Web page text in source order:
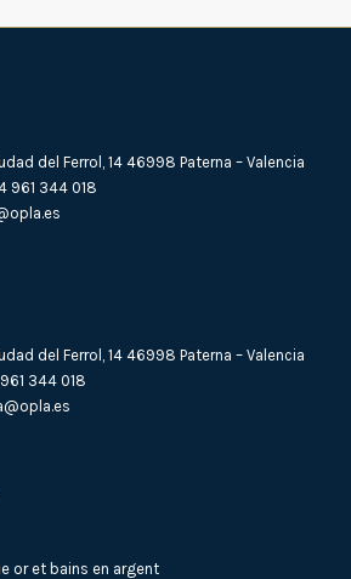
del Ferrol, 14 46998 Paterna – Valencia
961 344 018
del Ferrol, 14 46998 Paterna – Valencia
344 018
or et bains en argent